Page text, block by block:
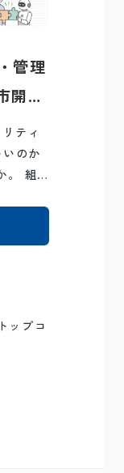
管理
開
ティ
のか
。 組
ップコ